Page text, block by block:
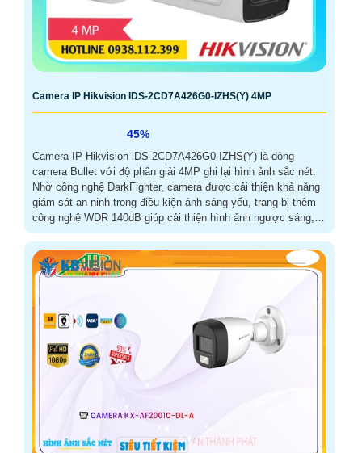
Camera IP Hikvision IDS-2CD7A426G0-IZHS(Y) 4MP
45%
Camera IP Hikvision iDS-2CD7A426G0-IZHS(Y) là dòng
camera Bullet với độ phân giải 4MP ghi lại hình ảnh sắc nét.
Nhờ công nghệ DarkFighter, camera được cải thiện khả năng
giám sát an ninh trong điều kiện ánh sáng yếu, trang bị thêm
công nghệ WDR 140dB giúp cải thiện hình ảnh ngược sáng,
đảm bảo hình ảnh luôn được rõ ràng